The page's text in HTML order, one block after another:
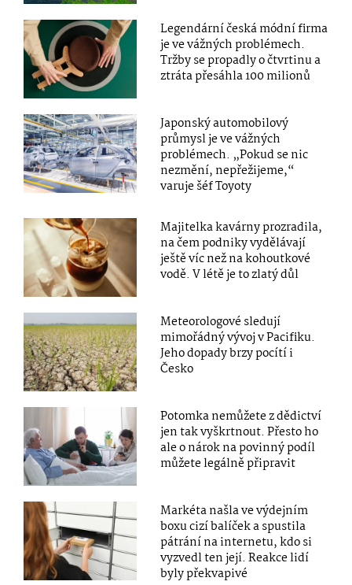
Legendární česká módní firma
je ve vážných problémech.
Tržby se propadly o čtvrtinu a
ztráta přesáhla 100 milionů
Japonský automobilový
průmysl je ve vážných
problémech. „Pokud se nic
nezmění, nepřežijeme,“
varuje šéf Toyoty
Majitelka kavárny prozradila,
na čem podniky vydělávají
ještě víc než na kohoutkové
vodě. V létě je to zlatý důl
Meteorologové sledují
mimořádný vývoj v Pacifiku.
Jeho dopady brzy pocítí i
Česko
Potomka nemůžete z dědictví
jen tak vyškrtnout. Přesto ho
ale o nárok na povinný podíl
můžete legálně připravit
Markéta našla ve výdejním
boxu cizí balíček a spustila
pátrání na internetu, kdo si
vyzvedl ten její. Reakce lidí
byly překvapivé